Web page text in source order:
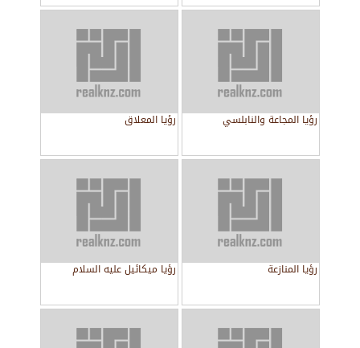
رؤيا المجاعة والنابلسي رؤيا المعلاق
رؤيا المنازعة رؤيا ميكائيل عليه السلام